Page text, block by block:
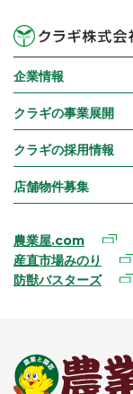
企業情報
クラギの事業展開
クラギの採用情報
店舗物件募集
農業屋.com
産直市場みのり
防獣バスターズ